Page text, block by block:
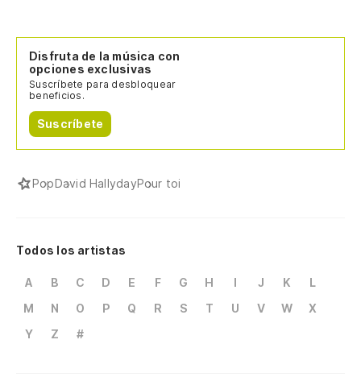
Disfruta de la música con
opciones exclusivas
Suscríbete para desbloquear
beneficios.
Suscríbete
PopDavid HallydayPour toi
Todos los artistas
A B C D E F G H I J K
L
M
N O P Q R S T U V W
X
Y
Z #